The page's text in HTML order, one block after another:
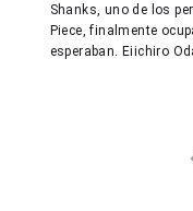
Shanks, uno de los
Piece, finalmente
esperaban. Eiichiro